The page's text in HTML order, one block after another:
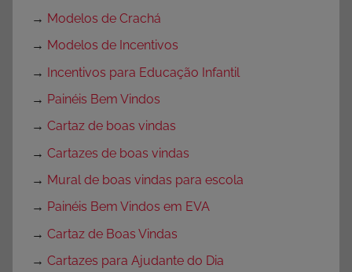
→ Modelos de Crachá
→ Modelos de Incentivos
→ Incentivos para Educação Infantil
→ Painéis Bem Vindos
→ Cartaz de boas vindas
→ Cartazes de boas vindas
→ Mural de boas vindas para escola
→ Painéis Bem Vindos em EVA
→ Cartaz de Boas Vindas
→ Cartazes para Ajudante do Dia